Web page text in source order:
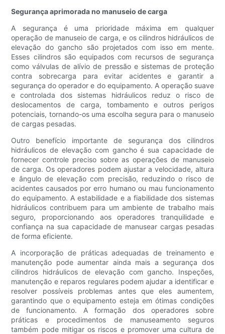
Segurança aprimorada no manuseio de carga
A segurança é uma prioridade máxima em qualquer
operação de manuseio de carga, e os cilindros hidráulicos de
elevação do gancho são projetados com isso em mente.
Esses cilindros são equipados com recursos de segurança
como válvulas de alívio de pressão e sistemas de proteção
contra sobrecarga para evitar acidentes e garantir a
segurança do operador e do equipamento. A operação suave
e controlada dos sistemas hidráulicos reduz o risco de
deslocamentos de carga, tombamento e outros perigos
potenciais, tornando-os uma escolha segura para o manuseio
de cargas pesadas.
Outro benefício importante de segurança dos cilindros
hidráulicos de elevação com gancho é sua capacidade de
fornecer controle preciso sobre as operações de manuseio
de carga. Os operadores podem ajustar a velocidade, altura
e ângulo de elevação com precisão, reduzindo o risco de
acidentes causados ​​por erro humano ou mau funcionamento
do equipamento. A estabilidade e a fiabilidade dos sistemas
hidráulicos contribuem para um ambiente de trabalho mais
seguro, proporcionando aos operadores tranquilidade e
confiança na sua capacidade de manusear cargas pesadas
de forma eficiente.
A incorporação de práticas adequadas de treinamento e
manutenção pode aumentar ainda mais a segurança dos
cilindros hidráulicos de elevação com gancho. Inspeções,
manutenção e reparos regulares podem ajudar a identificar e
resolver possíveis problemas antes que eles aumentem,
garantindo que o equipamento esteja em ótimas condições
de funcionamento. A formação dos operadores sobre
práticas e procedimentos de manuseamento seguros
também pode mitigar os riscos e promover uma cultura de